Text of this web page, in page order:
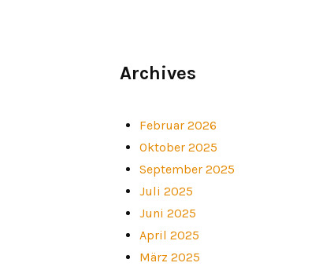
Archives
Februar 2026
Oktober 2025
September 2025
Juli 2025
Juni 2025
April 2025
März 2025